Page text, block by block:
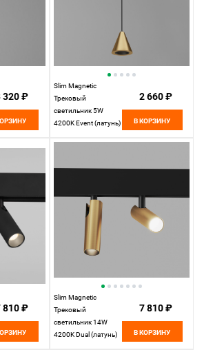
320 ₽
Slim Magnetic
Трековый
светильник 5W
4200K Event (латунь)
2 660 ₽
В КОРЗИНУ
810 ₽
Slim Magnetic
Трековый
светильник 14W
4200K Dual (латунь)
7 810 ₽
В КОРЗИНУ